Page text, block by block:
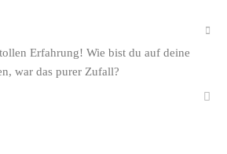
Erfahrung! Wie bist du auf deine
war das purer Zufall?